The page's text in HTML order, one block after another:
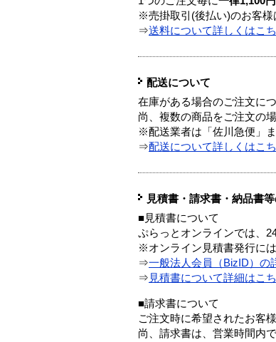
※売掛取引(後払い)のお客様
⇒送料について詳しくはこ
配送について
在庫がある場合のご注文に
尚、複数の商品をご注文の
※配送業者は「佐川急便」
⇒配送について詳しくはこ
見積書・請求書・納品書
■見積書について
ぷらっとオンラインでは、
※オンライン見積書発行に
⇒一般法人会員（BizID）の
⇒ 見積書について詳細はこ
■請求書について
ご注文時に希望されたお客
尚、請求書は、営業時間内